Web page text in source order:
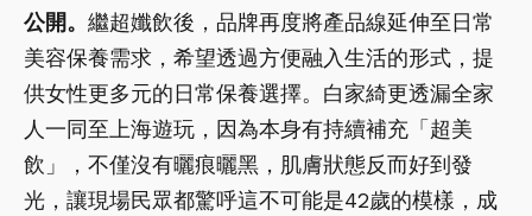
公開。 繼超孅飲後，品牌再度將產品線延伸至日常
美容保養需求，希望透過方便融入生活的形式，提
供女性更多元的日常保養選擇。白家綺更透漏全家
人一同至上海遊玩，因為本身有持續補充「超美
飲」，不僅沒有曬痕曬黑，肌膚狀態反而好到發
光，讓現場民眾都驚呼這不可能是42歲的模樣，成